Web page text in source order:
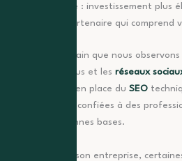
Limite : investissement plus
un partenaire qui comprend
La règle de terrain que nous observons
pour les contenus et les réseaux
du site, la mise en place du SEO
gagnent à être confiées à des
de poser de bonnes bases.
Avant de créer son entreprise,